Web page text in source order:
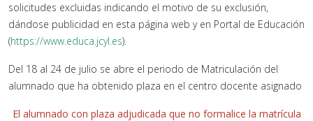
solicitudes excluidas indicando el motivo de su exclusión,
dándose publicidad en esta página web y en Portal de Educación
(https://www.educa.jcyl.es).
Del 18 al 24 de julio se abre el periodo de Matriculación del
alumnado que ha obtenido plaza en el centro docente asignado
El alumnado con plaza adjudicada que no formalice la matrícula